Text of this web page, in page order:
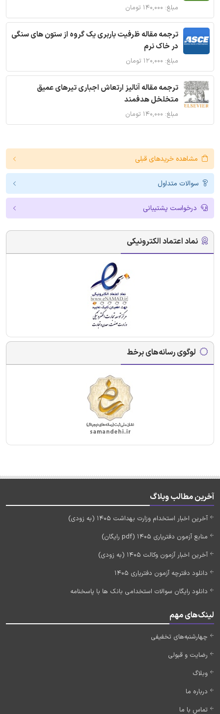
مبلغ: ۱۴۰,۰۰۰ تومان
ترجمه مقاله ظرفیت باربری یک گروه از ستون های سنگی
در خاک نرم
مبلغ: ۱۲۰,۰۰۰ تومان
ترجمه مقاله آنالیز ارتعاش اجباری تیرهای عمیق
متخلخل هدفمند
مبلغ: ۱۴۰,۰۰۰ تومان
مشاهده خریدهای قبلی
سوالات متداول
درخواست پشتیبانی
نماد اعتماد الکترونیکی
لوگوی رسانه‌های برخط
آخرین مطالب وبلاگ
آخرین اخبار استخدام وزارت بهداشت 1405 (به زودی)
منابع آزمون دفتریاری 1405 (pdf رایگان)
آخرین اخبار آزمون وکالت 1405 (به زودی)
دانلود دفترچه آزمون دفتریاری 1405
دانلود رایگان سوالات استخدامی بانک ها با پاسخنامه
لینک‌های مهم
چهارشنبه‌های تخفیفی
رضایت و قبولی
وبلاگ
درباره ما
تماس با ما